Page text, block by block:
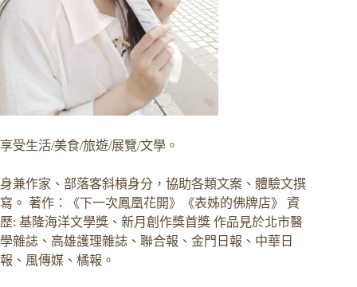
享受生活/美食/旅遊/展覽/文學。
身兼作家、部落客斜槓身分，協助各類文案、體驗文撰
寫。 著作：《下一次鳳凰花開》《表姊的佛牌店》 資
歷: 基隆海洋文學獎、新月創作獎首獎 作品見於北市醫
學雜誌、高雄護理雜誌、聯合報、金門日報、中華日
報、風傳媒、橘報。